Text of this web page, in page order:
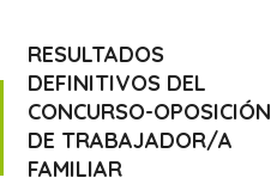
RESULTADOS
DEFINITIVOS DEL
CONCURSO-OPOSICIÓN
DE TRABAJADOR/A
FAMILIAR